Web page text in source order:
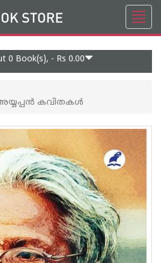
0 Book(s), - Rs 0.00
കവിതകൾ